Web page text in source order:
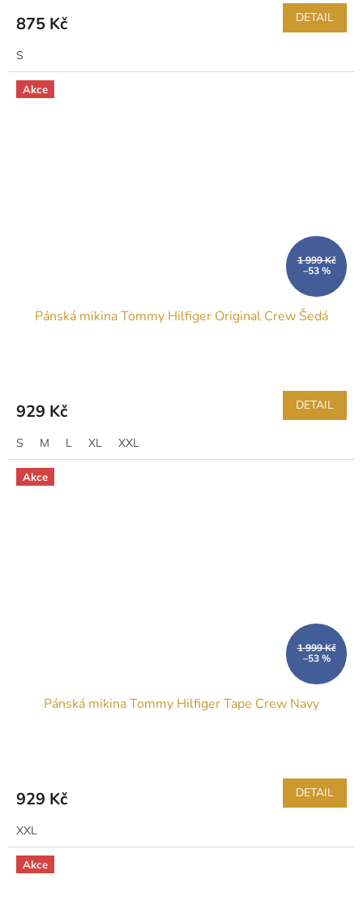
875 Kč DETAIL
S
Akce
1 999 Kč
–53 %
Pánská mikina Tommy Hilfiger Original Crew Šedá
929 Kč DETAIL
S M L XL XXL
Akce
1 999 Kč
–53 %
Pánská mikina Tommy Hilfiger Tape Crew Navy
929 Kč DETAIL
XXL
Akce